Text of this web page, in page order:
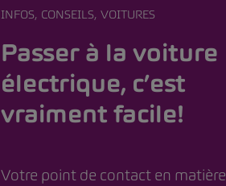
INFOS, CONSEILS, VOITURES
Passer à la voiture
électrique, c’est
vraiment facile!
Votre point de contact en matière